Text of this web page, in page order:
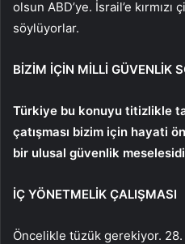
olsun ABD’ye. İsrail’e
söylüyorlar.
BİZİM İÇİN MİLLİ GÜVENLİK
Türkiye bu konuyu titizlikle
çatışması bizim için hayati
bir ulusal güvenlik
İÇ YÖNETMELİK ÇALIŞMASI
Öncelikle tüzük gerekiyor.